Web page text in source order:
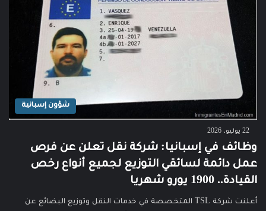
شؤون إسبانية
22 يوليو، 2026
وظائف في إسبانيا: شركة نقل تعلن عن فرص
عمل دائمة لسائقي التوزيع لجميع أنواع رخص
القيادة.. 1900 يورو شهريا
أعلنت شركة TSL المتخصصة في خدمات النقل وتوزيع البضائع عن